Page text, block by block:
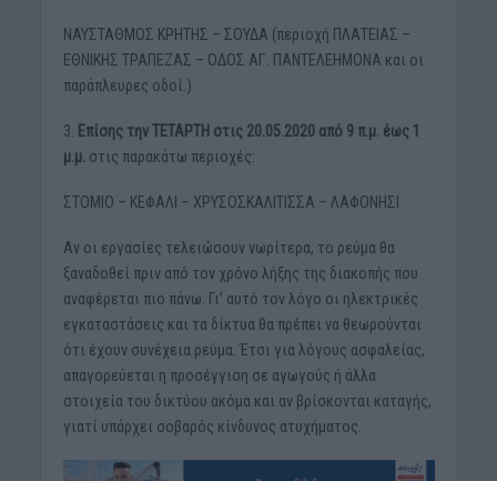
ΝΑΥΣΤΑΘΜΟΣ ΚΡΗΤΗΣ – ΣΟΥΔΑ (περιοχή ΠΛΑΤΕΙΑΣ –
ΕΘΝΙΚΗΣ ΤΡΑΠΕΖΑΣ – ΟΔΟΣ ΑΓ. ΠΑΝΤΕΛΕΗΜΟΝΑ και οι
παράπλευρες οδοί.)
3.
Επίσης την ΤΕΤΑΡΤΗ στις 20.05.2020 από 9 π.μ. έως 1
μ.μ. στις παρακάτω περιοχές:
ΣΤΟΜΙΟ – ΚΕΦΑΛΙ – ΧΡΥΣΟΣΚΑΛΙΤΙΣΣΑ – ΛΑΦΟΝΗΣΙ
Αν οι εργασίες τελειώσουν νωρίτερα, το ρεύμα θα
ξαναδοθεί πριν από τον χρόνο λήξης της διακοπής που
αναφέρεται πιο πάνω. Γι’ αυτό τον λόγο οι ηλεκτρικές
εγκαταστάσεις και τα δίκτυα θα πρέπει να θεωρούνται
ότι έχουν συνέχεια ρεύμα. Έτσι για λόγους ασφαλείας,
απαγορεύεται η προσέγγιση σε αγωγούς ή άλλα
στοιχεία του δικτύου ακόμα και αν βρίσκονται καταγής,
γιατί υπάρχει σοβαρός κίνδυνος ατυχήματος.